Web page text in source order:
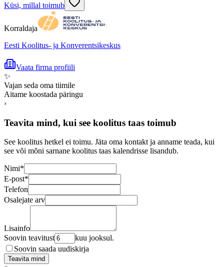
Küsi, millal toimub
Korraldaja
Eesti Koolitus- ja Konverentsikeskus
Vaata firma profiili
✨
Vajan seda oma tiimile
Aitame koostada päringu
›
Teavita mind, kui see koolitus taas toimub
See koolitus hetkel ei toimu. Jäta oma kontakt ja anname teada, kui
see või mõni sarnane koolitus taas kalendrisse lisandub.
Nimi*
E-post*
Telefon
Osalejate arv
Lisainfo
Soovin teavitust
kuu jooksul.
Soovin saada uudiskirja
Teavita mind